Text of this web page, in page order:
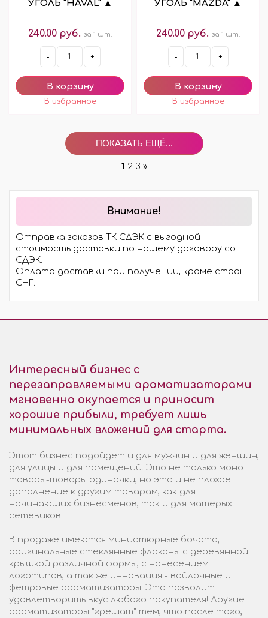
УГОЛЬ "HAVAL" ▲
240.00 руб. за 1 шт.
- +
УГОЛЬ "MAZDA" ▲
240.00 руб. за 1 шт.
- +
ПОКАЗАТЬ ЕЩЁ...
1 2 3 »
Внимание!
Отправка заказов ТК СДЭК с выгодной
стоимость доставки по нашему договору со
СДЭК.
Оплата доставки при получении, кроме стран
СНГ.
Интересный бизнес с
перезаправляемыми ароматизаторами
мгновенно окупается и приносит
хорошие прибыли, требует лишь
минимальных вложений для старта.
Этот бизнес подойдет и для мужчин и для женщин,
для улицы и для помещений. Это не только моно
товары-товары одиночки, но это и не плохое
дополнение к другим товарам, как для
начинающих бизнесменов, так и для матерых
сетевиков.
В продаже имеются миниатюрные бочата,
оригинальные стеклянные флаконы с деревянной
крышкой различной формы, с нанесением
логотипов, а так же инновация - войлочные и
фетровые ароматизаторы. Это позволит
удовлетворить вкус любого покупателя! Другие
ароматизаторы "грешат" тем, что после того,